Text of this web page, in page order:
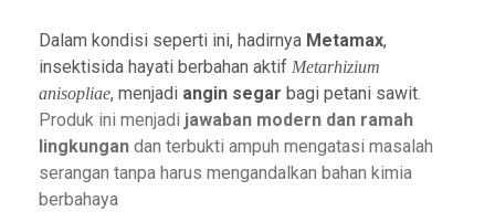
Dalam kondisi seperti ini, hadirnya Metamax,
insektisida hayati berbahan aktif Metarhizium
anisopliae, menjadi angin segar bagi petani sawit.
Produk ini menjadi jawaban modern dan ramah
lingkungan dan terbukti ampuh mengatasi masalah
serangan tanpa harus mengandalkan bahan kimia
berbahaya